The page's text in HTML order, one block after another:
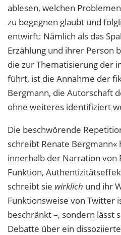
ablesen, welchen
zu begegnen glaubt und
entwirft: Nämlich als das
Erzählung und ihrer Person
die zur Thematisierung der
führt, ist die Annahme der
Bergmann, die Autorschaft
ohne weiteres identifiziert
Die beschwörende
schreibt Renate
innerhalb der Narration von
Funktion,
schreibt sie wirklich und ihr
Funktionsweise von Twitter
beschränkt –, sondern lässt
Debatte über ein